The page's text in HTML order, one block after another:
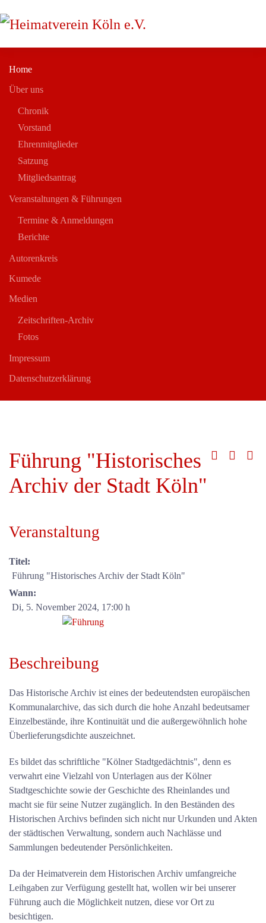
Home
Über uns
Chronik
Vorstand
Ehrenmitglieder
Satzung
Mitgliedsantrag
Veranstaltungen & Führungen
Termine & Anmeldungen
Berichte
Autorenkreis
Kumede
Medien
Zeitschriften-Archiv
Fotos
Impressum
Datenschutzerklärung
Führung "Historisches
Archiv der Stadt Köln"
Veranstaltung
Titel:
Führung "Historisches Archiv der Stadt Köln"
Wann:
Di, 5. November 2024, 17:00 h
Beschreibung
Das Historische Archiv ist eines der bedeutendsten europäischen
Kommunalarchive, das sich durch die hohe Anzahl bedeutsamer
Einzelbestände, ihre Kontinuität und die außergewöhnlich hohe
Überlieferungsdichte auszeichnet.
Es bildet das schriftliche "Kölner Stadtgedächtnis", denn es
verwahrt eine Vielzahl von Unterlagen aus der Kölner
Stadtgeschichte sowie der Geschichte des Rheinlandes und
macht sie für seine Nutzer zugänglich. In den Beständen des
Historischen Archivs befinden sich nicht nur Urkunden und Akten
der städtischen Verwaltung, sondern auch Nachlässe und
Sammlungen bedeutender Persönlichkeiten.
Da der Heimatverein dem Historischen Archiv umfangreiche
Leihgaben zur Verfügung gestellt hat, wollen wir bei unserer
Führung auch die Möglichkeit nutzen, diese vor Ort zu
besichtigen.